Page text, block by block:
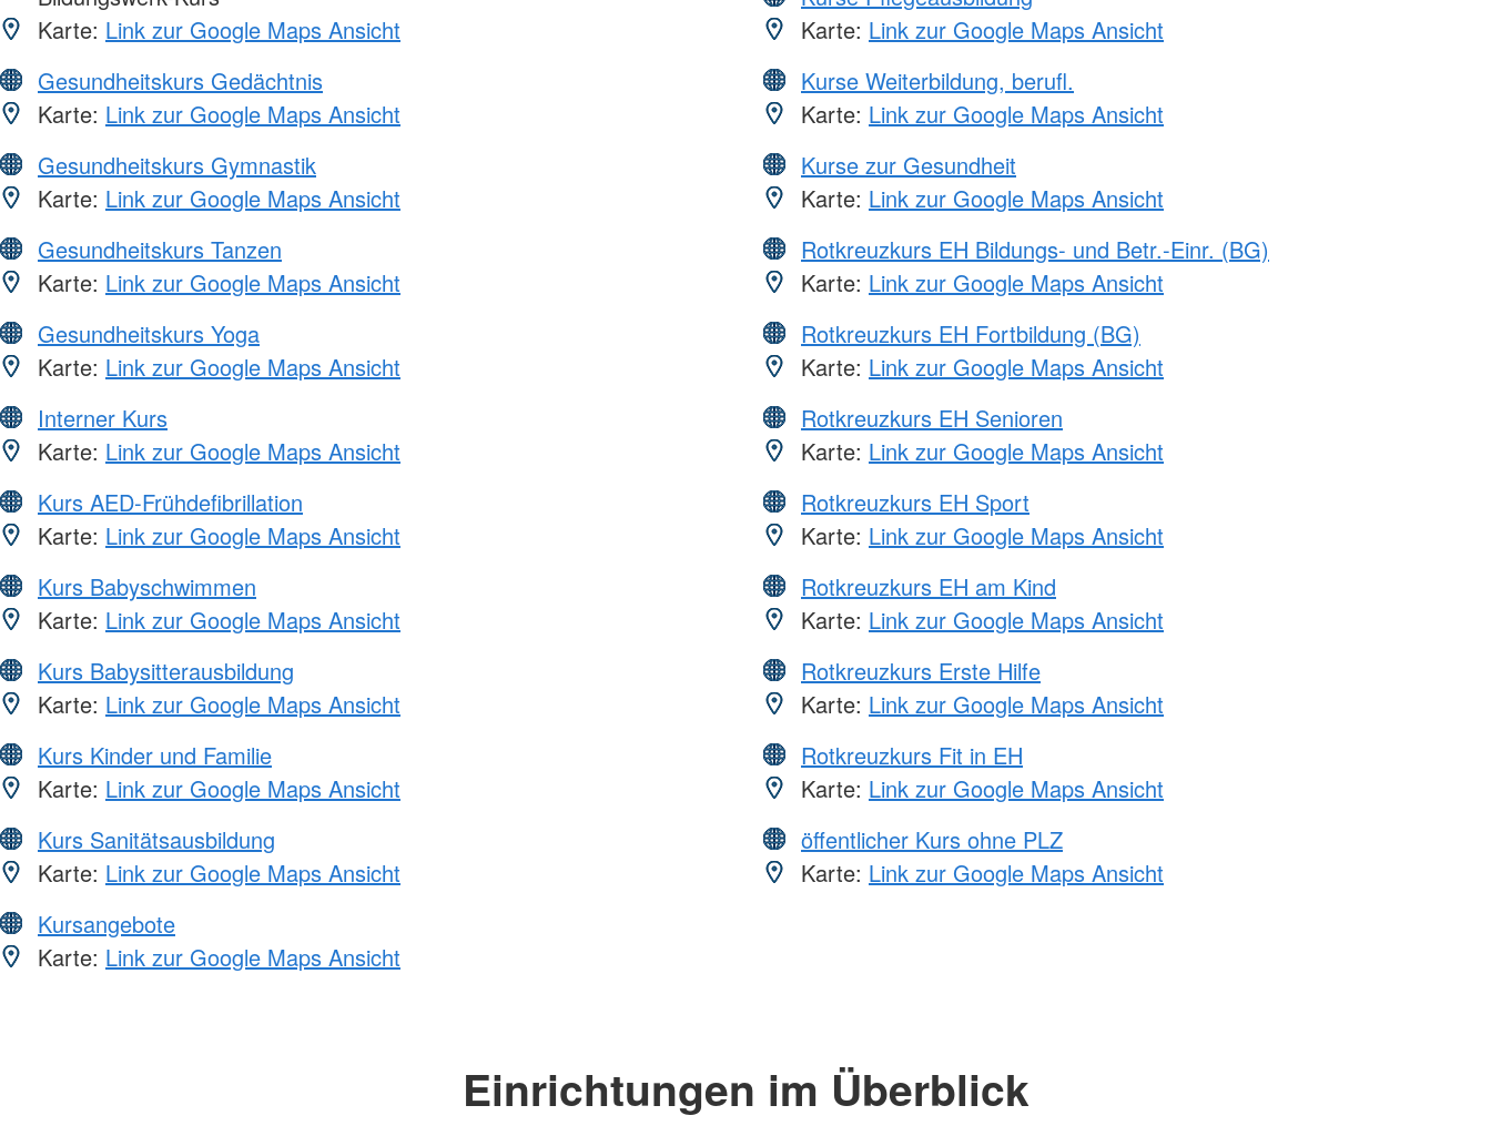
Karte: Link zur Google Maps Ansicht
Gesundheitskurs Gedächtnis
Karte: Link zur Google Maps Ansicht
Gesundheitskurs Gymnastik
Karte: Link zur Google Maps Ansicht
Gesundheitskurs Tanzen
Karte: Link zur Google Maps Ansicht
Gesundheitskurs Yoga
Karte: Link zur Google Maps Ansicht
Interner Kurs
Karte: Link zur Google Maps Ansicht
Kurs AED-Frühdefibrillation
Karte: Link zur Google Maps Ansicht
Kurs Babyschwimmen
Karte: Link zur Google Maps Ansicht
Kurs Babysitterausbildung
Karte: Link zur Google Maps Ansicht
Kurs Kinder und Familie
Karte: Link zur Google Maps Ansicht
Kurs Sanitätsausbildung
Karte: Link zur Google Maps Ansicht
Kursangebote
Karte: Link zur Google Maps Ansicht
Karte: Link zur Google Maps Ansicht
Kurse Weiterbildung, berufl.
Karte: Link zur Google Maps Ansicht
Kurse zur Gesundheit
Karte: Link zur Google Maps Ansicht
Rotkreuzkurs EH Bildungs- und Betr.-Einr. (BG)
Karte: Link zur Google Maps Ansicht
Rotkreuzkurs EH Fortbildung (BG)
Karte: Link zur Google Maps Ansicht
Rotkreuzkurs EH Senioren
Karte: Link zur Google Maps Ansicht
Rotkreuzkurs EH Sport
Karte: Link zur Google Maps Ansicht
Rotkreuzkurs EH am Kind
Karte: Link zur Google Maps Ansicht
Rotkreuzkurs Erste Hilfe
Karte: Link zur Google Maps Ansicht
Rotkreuzkurs Fit in EH
Karte: Link zur Google Maps Ansicht
öffentlicher Kurs ohne PLZ
Karte: Link zur Google Maps Ansicht
Einrichtungen im Überblick